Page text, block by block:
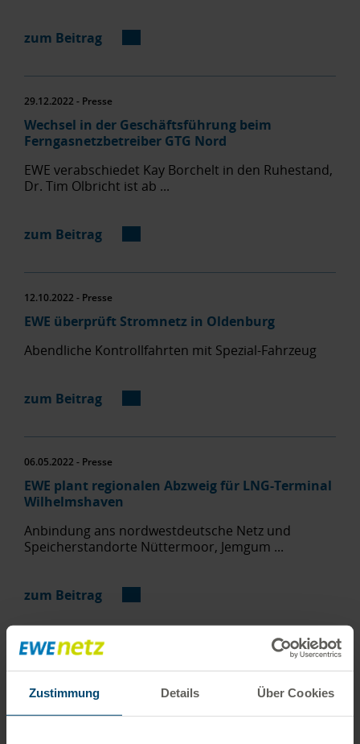
Zustimmung Details Über Cookies
zum Beitrag
29.12.2022 - Presse
Wechsel in der Geschäftsführung beim
Ferngasnetzbetreiber GTG Nord
EWE verabschiedet Kay Borchelt in den Ruhestand,
Dr. Tim Olbricht ist ab ...
zum Beitrag
12.10.2022 - Presse
EWE überprüft Stromnetz in Oldenburg
Abendliche Kontrollfahrten mit Spezial-Fahrzeug
zum Beitrag
06.05.2022 - Presse
EWE plant regionalen Abzweig für LNG-Terminal
Wilhelmshaven
Anbindung ans nordwestdeutsche Netz und
Speicherstandorte Nüttermoor, Jemgum ...
zum Beitrag
26.05.2020 - Presse
Wegenutzung für Ludwigsfelde besiegelt
EWE-Tochter ENRO betreibt auch zukünftig Erdgas-